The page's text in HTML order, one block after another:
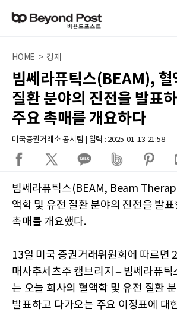
HOME > 경제
빔쎄라퓨틱스(BEAM), 혈
질환 분야의 진전을 발표
주요 촉매를 개요하다
미국증권거래소 공시팀 | 입력 : 2025-01-13 21:58
빔쎄라퓨틱스(BEAM, Beam
액학 및 유전 질환 분야의 진전을 발
촉매를 개요했다.
13일 미국 증권거래위원회에 따르면
매사추세츠주 캠브리지 – 빔쎄라퓨
는 오늘 회사의 혈액학 및 유전 질환
발표하고 다가오는 주요 이정표에 대